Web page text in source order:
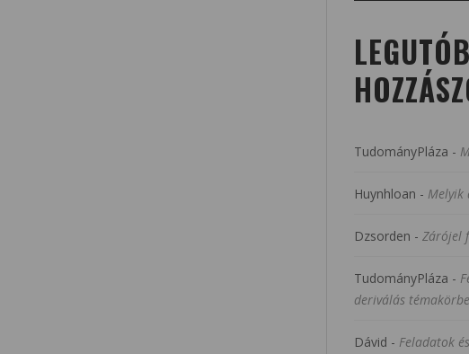
TudományPláza -
Huynhloan - Melyik
Dzsorden - Zárójel
TudományPláza -
deriválás
Dávid - Feladatok